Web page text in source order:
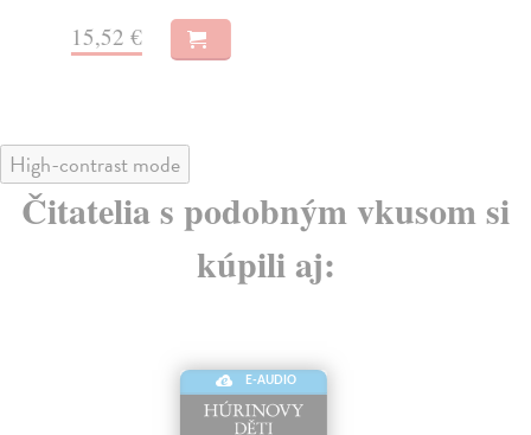
15,52 €
High-contrast mode
Čitatelia s podobným vkusom si
kúpili aj:
E-AUDIO